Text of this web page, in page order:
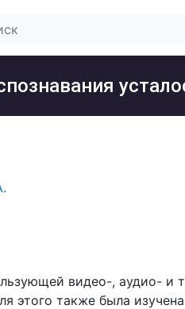
видео-, аудио- и
этого также была